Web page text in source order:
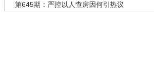
第645期：严控以人查房因何引热议